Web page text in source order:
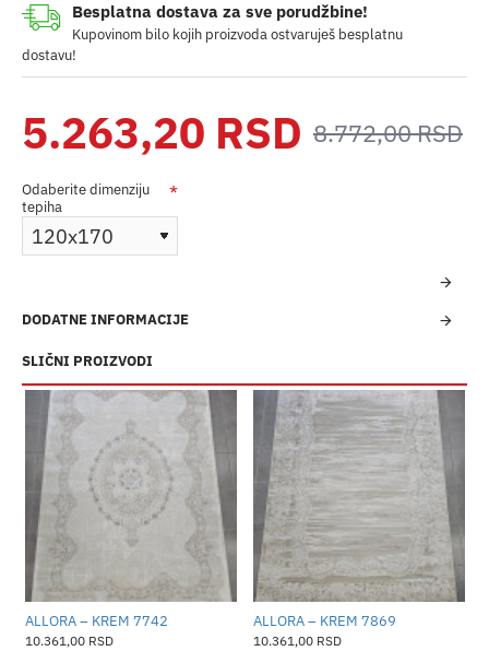
Besplatna dostava za sve porudžbine!
Kupovinom bilo kojih proizvoda ostvaruješ besplatnu
dostavu!
5.263,20 RSD 8.772,00 RSD
Odaberite dimenziju
tepiha
SLIČNI PROIZVODI
ALLORA – KREM 7742
10.361,00 RSD
ALLORA – KREM 7869
10.361,00 RSD
DODATNE INFORMACIJE